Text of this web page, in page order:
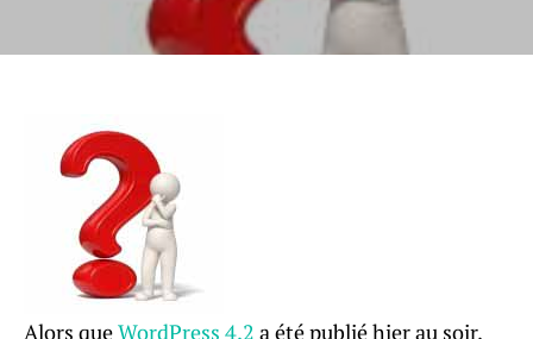
Alors queWordPress 4.2 a été publié hier au soir,